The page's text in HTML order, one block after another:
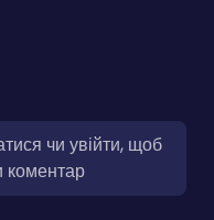
чи увійти, щоб
коментар